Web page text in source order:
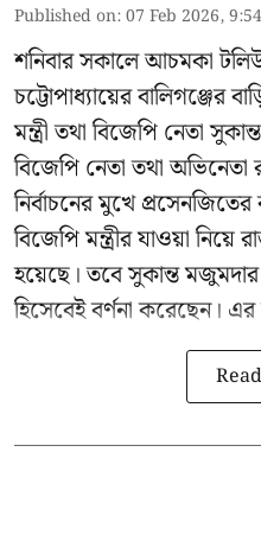
Published on:07 Feb 2026,
শনিবার সকালে আচমকা
চট্টোপাধ্যায়ের বালিগঞ্জের
মন্ত্রী তথা বিজেপি নেতা
বিজেপি নেতা তথা অভিনেতা
নির্বাচনের মুখে
বিজেপি মন্ত্রীর যাওয়া
হয়েছে। তবে সুকান্ত
হিসেবেই বর্ণনা করেছেন।